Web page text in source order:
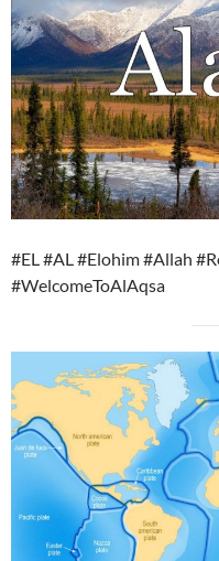
#EL #AL #Elohim #Allah
#WelcomeToAlAqsa